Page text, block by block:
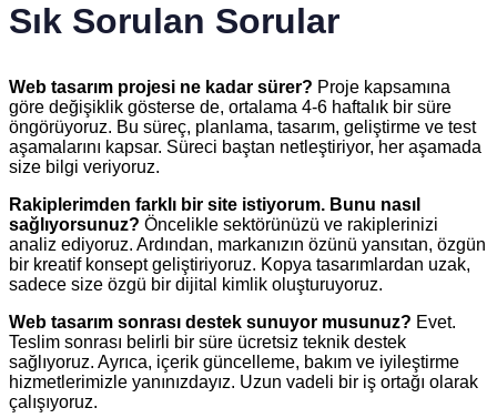
Sık Sorulan Sorular
Web tasarım projesi ne kadar sürer? Proje kapsamına
göre değişiklik gösterse de, ortalama 4-6 haftalık bir süre
öngörüyoruz. Bu süreç, planlama, tasarım, geliştirme ve test
aşamalarını kapsar. Süreci baştan netleştiriyor, her aşamada
size bilgi veriyoruz.
Rakiplerimden farklı bir site istiyorum. Bunu nasıl
sağlıyorsunuz? Öncelikle sektörünüzü ve rakiplerinizi
analiz ediyoruz. Ardından, markanızın özünü yansıtan, özgün
bir kreatif konsept geliştiriyoruz. Kopya tasarımlardan uzak,
sadece size özgü bir dijital kimlik oluşturuyoruz.
Web tasarım sonrası destek sunuyor musunuz? Evet.
Teslim sonrası belirli bir süre ücretsiz teknik destek
sağlıyoruz. Ayrıca, içerik güncelleme, bakım ve iyileştirme
hizmetlerimizle yanınızdayız. Uzun vadeli bir iş ortağı olarak
çalışıyoruz.